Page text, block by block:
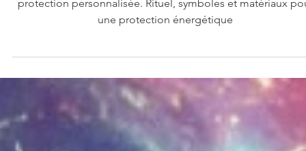
Découvrez comment créer et activer votre amulette de
protection personnalisée. Rituel, symboles et matériaux